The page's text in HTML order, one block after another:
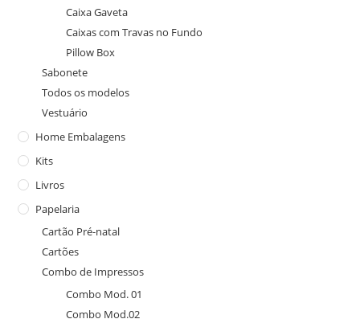
Caixa Gaveta
Caixas com Travas no Fundo
Pillow Box
Sabonete
Todos os modelos
Vestuário
Home Embalagens
Kits
Livros
Papelaria
Cartão Pré-natal
Cartões
Combo de Impressos
Combo Mod. 01
Combo Mod.02